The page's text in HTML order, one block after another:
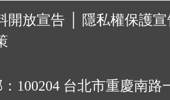
開放宣告
隱私權保護
100204 台北市重慶南路